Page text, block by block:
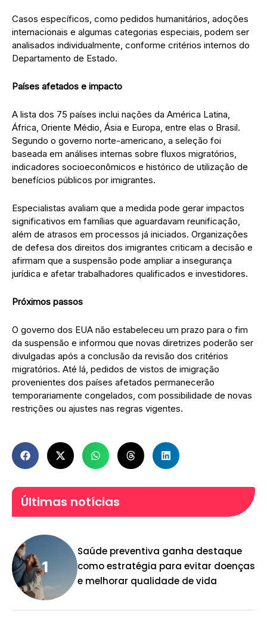
Casos específicos, como pedidos humanitários, adoções
internacionais e algumas categorias especiais, podem ser
analisados individualmente, conforme critérios internos do
Departamento de Estado.
Países afetados e impacto
A lista dos 75 países inclui nações da América Latina,
África, Oriente Médio, Ásia e Europa, entre elas o Brasil.
Segundo o governo norte-americano, a seleção foi
baseada em análises internas sobre fluxos migratórios,
indicadores socioeconômicos e histórico de utilização de
benefícios públicos por imigrantes.
Especialistas avaliam que a medida pode gerar impactos
significativos em famílias que aguardavam reunificação,
além de atrasos em processos já iniciados. Organizações
de defesa dos direitos dos imigrantes criticam a decisão e
afirmam que a suspensão pode ampliar a insegurança
jurídica e afetar trabalhadores qualificados e investidores.
Próximos passos
O governo dos EUA não estabeleceu um prazo para o fim
da suspensão e informou que novas diretrizes poderão ser
divulgadas após a conclusão da revisão dos critérios
migratórios. Até lá, pedidos de vistos de imigração
provenientes dos países afetados permanecerão
temporariamente congelados, com possibilidade de novas
restrições ou ajustes nas regras vigentes.
Últimas notícias
Saúde preventiva ganha destaque
como estratégia para evitar doenças
e melhorar qualidade de vida